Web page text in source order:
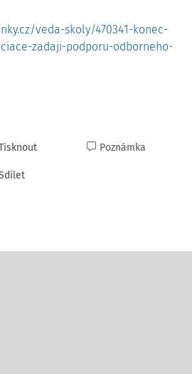
veda-skoly/470341-konec-
zadaji-podporu-odborneho-
Poznámka